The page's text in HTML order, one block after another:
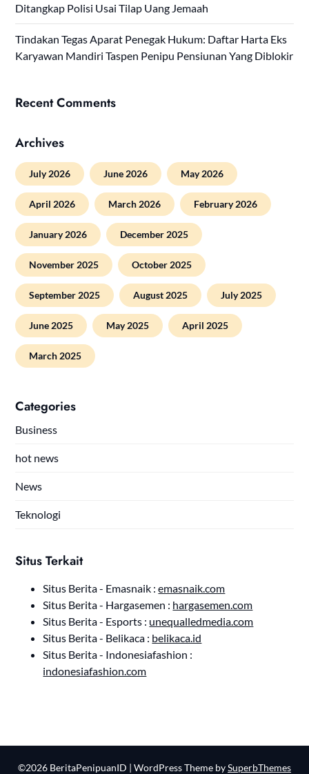
Ditangkap Polisi Usai Tilap Uang Jemaah
Tindakan Tegas Aparat Penegak Hukum: Daftar Harta Eks
Karyawan Mandiri Taspen Penipu Pensiunan Yang Diblokir
Recent Comments
Archives
July 2026 June 2026 May 2026
April 2026 March 2026 February 2026
January 2026 December 2025
November 2025 October 2025
September 2025 August 2025 July 2025
June 2025 May 2025 April 2025
March 2025
Categories
Business
hot news
News
Teknologi
Situs Terkait
Situs Berita - Emasnaik :emasnaik.com
Situs Berita - Hargasemen : hargasemen.com
Situs Berita - Esports : unequalledmedia.com
Situs Berita - Belikaca : belikaca.id
Situs Berita - Indonesiafashion :
indonesiafashion.com
©2026 BeritaPenipuanID | WordPress Theme bySuperbThemes